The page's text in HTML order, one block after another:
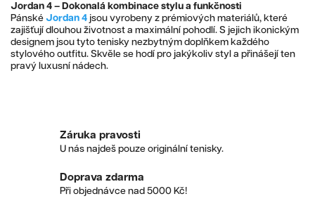
Jordan 4 – Dokonalá kombinace stylu a funkčnosti
Pánské Jordan 4 jsou vyrobeny z prémiových materiálů, které
zajišťují dlouhou životnost a maximální pohodlí. S jejich ikonickým
designem jsou tyto tenisky nezbytným doplňkem každého
stylového outfitu. Skvěle se hodí pro jakýkoliv styl a přinášejí ten
pravý luxusní nádech.
Záruka pravosti
U nás najdeš pouze originální tenisky.
Doprava zdarma
Při objednávce nad 5000 Kč!